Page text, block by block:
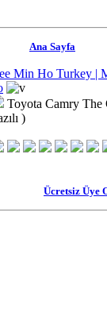
Ana Sayfa
Min Ho Turkey |
Toyota Camry
)
Ücretsiz Üye